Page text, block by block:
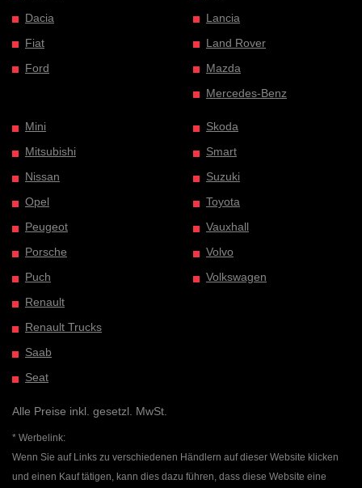
Dacia
Fiat
Ford
Lancia
Land Rover
Mazda
Mercedes-Benz
Mini
Mitsubishi
Nissan
Opel
Peugeot
Porsche
Puch
Renault
Renault Trucks
Saab
Seat
Skoda
Smart
Suzuki
Toyota
Vauxhall
Volvo
Volkswagen
Alle Preise inkl. gesetzl. MwSt.
* Werbelink:
Wenn Sie auf Links zu verschiedenen Händlern auf dieser Website klicken
und einen Kauf tätigen, kann dies dazu führen, dass diese Website eine